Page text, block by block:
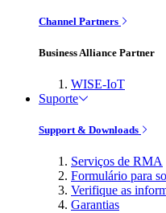
Channel Partners
Business Alliance Partner
WISE-IoT
Suporte
Support & Downloads
Serviços de RMA
Formulário para
Verifique as
Garantias